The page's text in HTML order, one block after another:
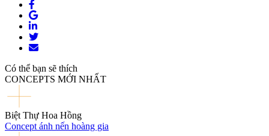
Có thể bạn sẽ thích
CONCEPTS MỚI NHẤT
Biệt Thự Hoa Hồng
Concept ánh nến hoàng gia